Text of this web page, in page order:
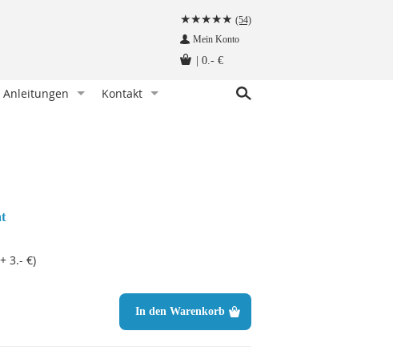
(54)
Mein Konto
0.- €
Anleitungen
Krawatte aufbewahren - so geht‘s richtig
Manschettenknöpfe - wie werden sie getragen
Hosenträger - wie werden sie getragen
Kontakt
3.- €)
In den Warenkorb